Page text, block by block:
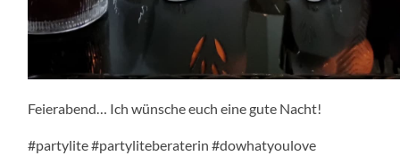
Feierabend… Ich wünsche euch eine gute Nacht!
#partylite #partyliteberaterin #dowhatyoulove